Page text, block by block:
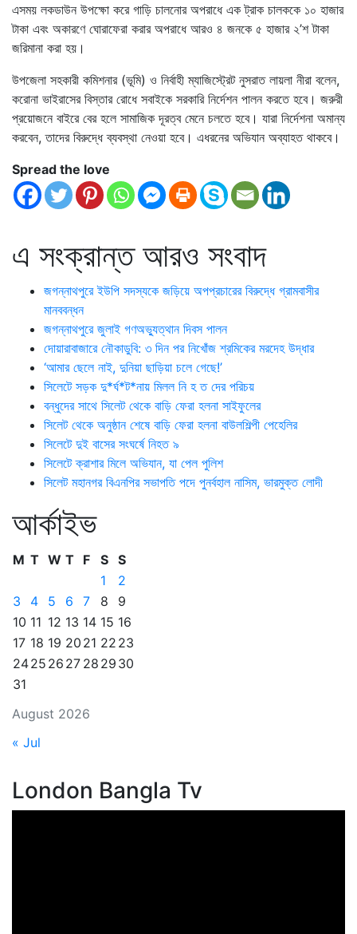
এসময় লকডাউন উপক্ষো করে গাড়ি চালনোর অপরাধে এক ট্রাক চালককে ১০ হাজার
টাকা এবং অকারণে ঘোরাফেরা করার অপরাধে আরও ৪ জনকে ৫ হাজার ২’শ টাকা
জরিমানা করা হয়।
উপজেলা সহকারী কমিশনার (ভূমি) ও নির্বাহী ম্যাজিস্ট্রেট নুসরাত লায়লা নীরা বলেন,
করোনা ভাইরাসের বিস্তার রোধে সবাইকে সরকারি নির্দেশন পালন করতে হবে। জরুরী
প্রয়োজনে বাইরে বের হলে সামাজিক দূরত্ব মেনে চলতে হবে। যারা নির্দেশনা অমান্য
করবেন, তাদের বিরুদ্ধে ব্যবস্থা নেওয়া হবে। এধরনের অভিযান অব্যাহত থাকবে।
Spread the love
এ সংক্রান্ত আরও সংবাদ
জগন্নাথপুরে ইউপি সদস্যকে জড়িয়ে অপপ্রচারের বিরুদ্ধে গ্রামবাসীর
মানববন্ধন
জগন্নাথপুরে জুলাই গণঅভ্যুত্থান দিবস পালন
দোয়ারাবাজারে নৌকাডুবি: ৩ দিন পর নিখোঁজ শ্রমিকের মরদেহ উদ্ধার
‘আমার ছেলে নাই, দুনিয়া ছাড়িয়া চলে গেছে!’
সিলেটে সড়ক দু*র্ঘ*ট*নায় মিলল নি হ ত দের পরিচয়
বন্ধুদের সাথে সিলেট থেকে বাড়ি ফেরা হলনা সাইফুলের
সিলেট থেকে অনুষ্ঠান শেষে বাড়ি ফেরা হলনা বাউলশিল্পী পেহেলির
সিলেটে দুই বাসের সংঘর্ষে নিহত ৯
সিলেটে ক্রাশার মিলে অভিযান, যা পেল পুলিশ
সিলেট মহানগর বিএনপির সভাপতি পদে পুনর্বহাল নাসিম, ভারমুক্ত লোদী
আর্কাইভ
August 2026
M T W T F S S
1
2
3
4 5 6 7 8
9
10 11 12 13 14 15 16
17 18 19 20 21 22 23
2425 26 27 28 29 30
31
« Jul
London Bangla Tv